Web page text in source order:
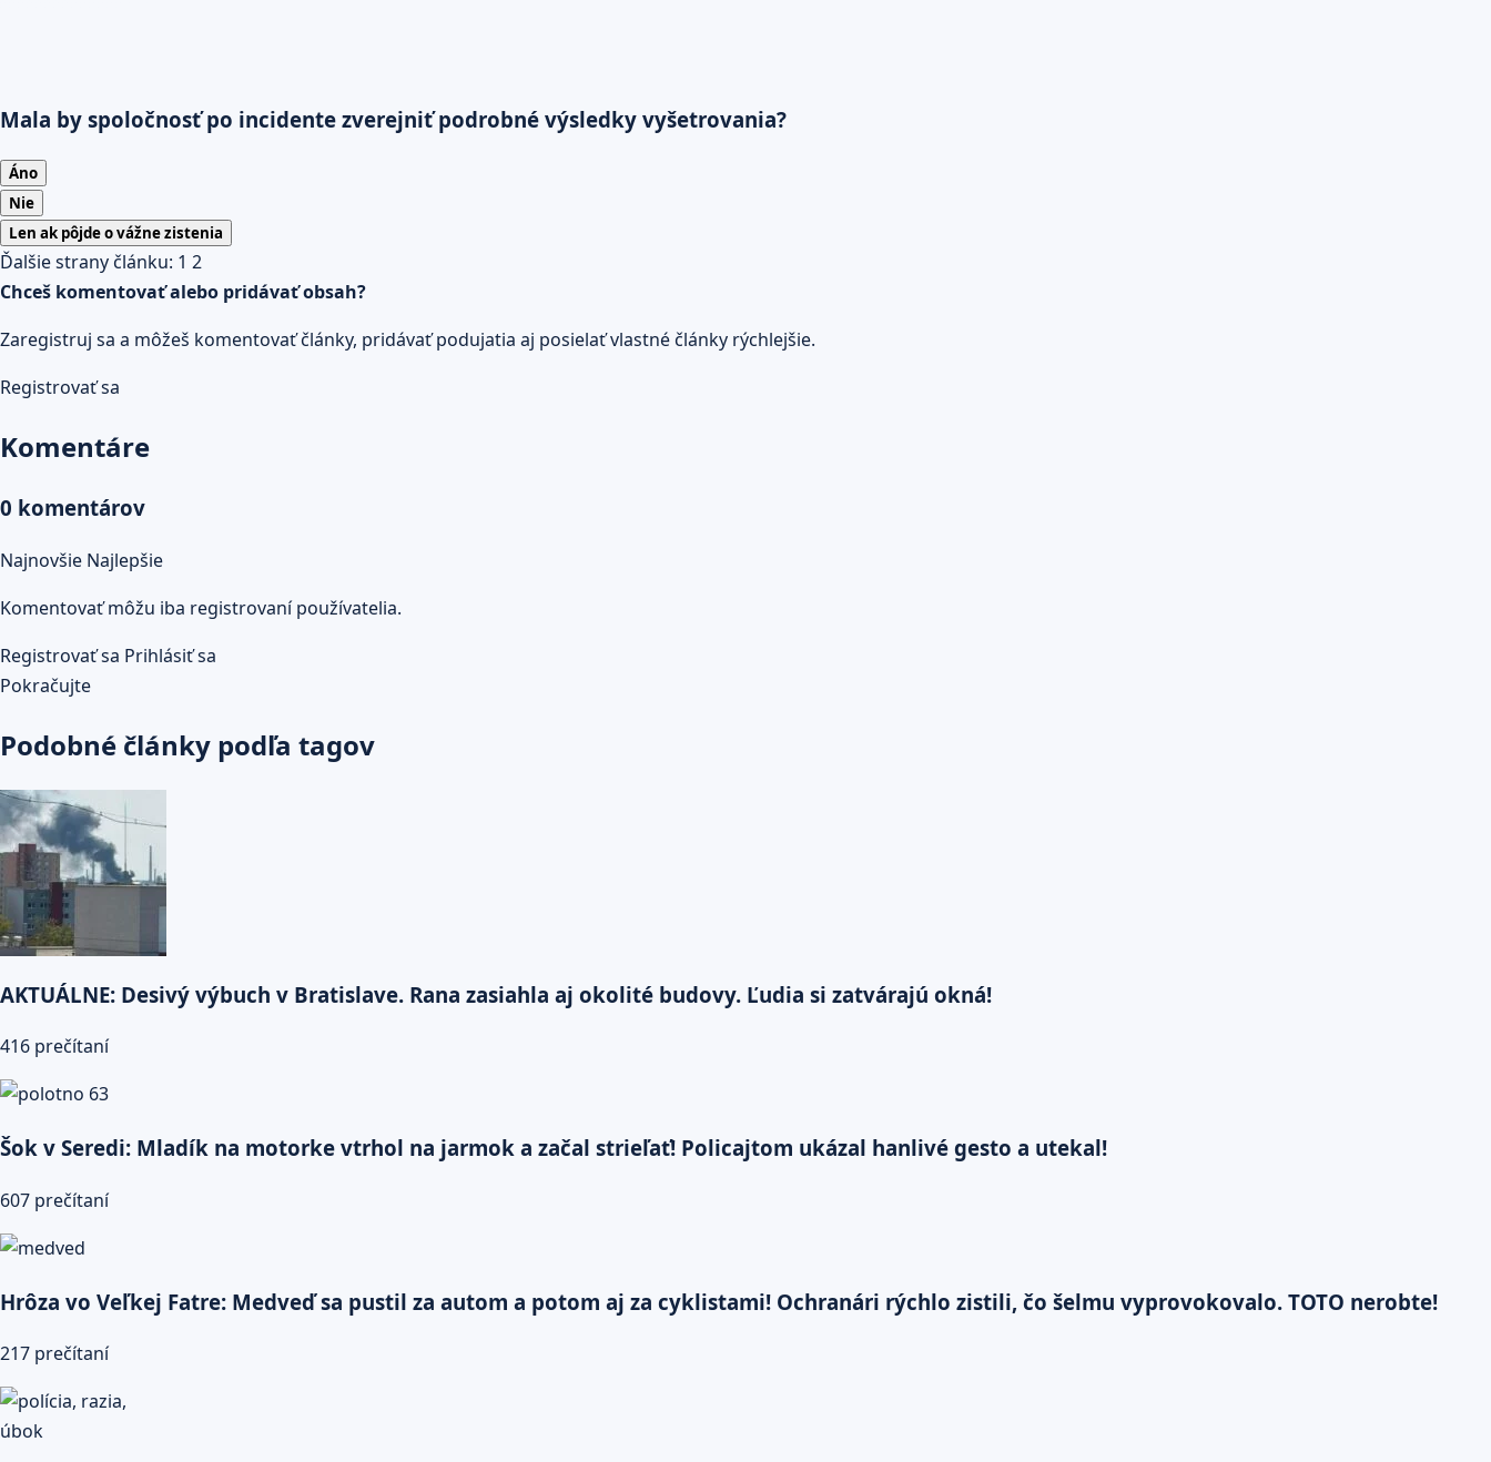
Mala by spoločnosť po incidente zverejniť podrobné výsledky vyšetrovania?
Áno
Nie
Len ak pôjde o vážne zistenia
Ďalšie strany článku: 1 2
Chceš komentovať alebo pridávať obsah?
Zaregistruj sa a môžeš komentovať články, pridávať podujatia aj posielať vlastné články rýchlejšie.
Registrovať sa
Komentáre
0 komentárov
Najnovšie Najlepšie
Komentovať môžu iba registrovaní používatelia.
Registrovať sa Prihlásiť sa
Pokračujte
Podobné články podľa tagov
AKTUÁLNE: Desivý výbuch v Bratislave. Rana zasiahla aj okolité budovy. Ľudia si zatvárajú okná!
416 prečítaní
Šok v Seredi: Mladík na motorke vtrhol na jarmok a začal strieľať! Policajtom ukázal hanlivé gesto a utekal!
607 prečítaní
Hrôza vo Veľkej Fatre: Medveď sa pustil za autom a potom aj za cyklistami! Ochranári rýchlo zistili, čo šelmu vyprovokovalo. TOTO nerobte!
217 prečítaní